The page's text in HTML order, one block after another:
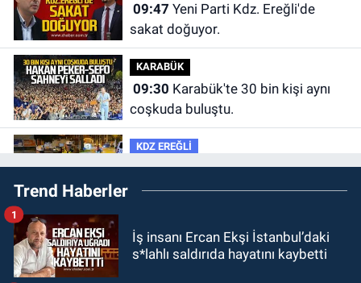
09:47
sakat doğuyor.
KARABÜK
09:30
coşkuda buluştu.
KDZ EREĞLİ
09:24Zonguldak'ta gece- gündüz
ekiplerden dron destekli denetim.
23:55Devrek Belediyespor, (PGL)
sürecini resmi olarak tamamladı
Trend Haberler
İş insanı Ercan Ekşi İstanbul’daki
s*lahlı saldırıda hayatını kaybetti
1